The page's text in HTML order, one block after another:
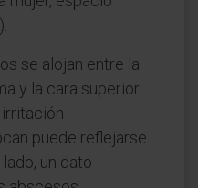
se alojan entre la
y la cara superior
puede reflejarse
un dato